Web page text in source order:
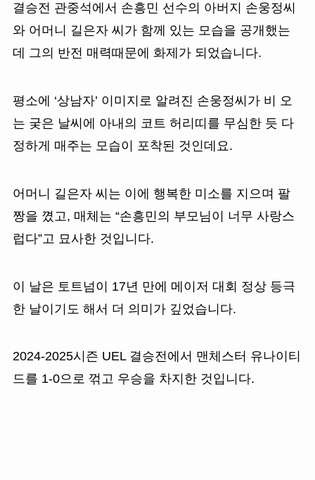
결승전 관중석에서 손흥민 선수의 아버지 손웅정씨
와 어머니 길은자 씨가 함께 있는 모습을 공개했는
데 그의 반전 매력때문에 화제가 되었습니다.
평소에 ‘상남자’ 이미지로 알려진 손웅정씨가 비 오
는 궂은 날씨에 아내의 코트 허리띠를 무심한 듯 다
정하게 매주는 모습이 포착된 것인데요.
어머니 길은자 씨는 이에 행복한 미소를 지으며 팔
짱을 꼈고, 매체는 “손흥민의 부모님이 너무 사랑스
럽다”고 묘사한 것입니다.
이 날은 토트넘이 17년 만에 메이저 대회 정상 등극
한 날이기도 해서 더 의미가 깊었습니다.
2024-2025시즌 UEL 결승전에서 맨체스터 유나이티
드를 1-0으로 꺾고 우승을 차지한 것입니다.